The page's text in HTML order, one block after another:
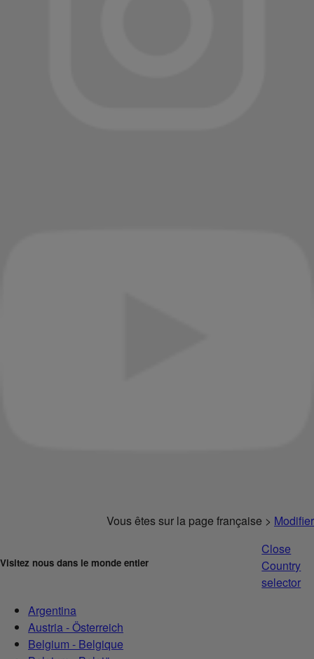
Vous êtes sur la page française > Modifier
Visitez nous dans le monde entier
Close
Country
selector
Argentina
Austria - Österreich
Belgium - Belgique